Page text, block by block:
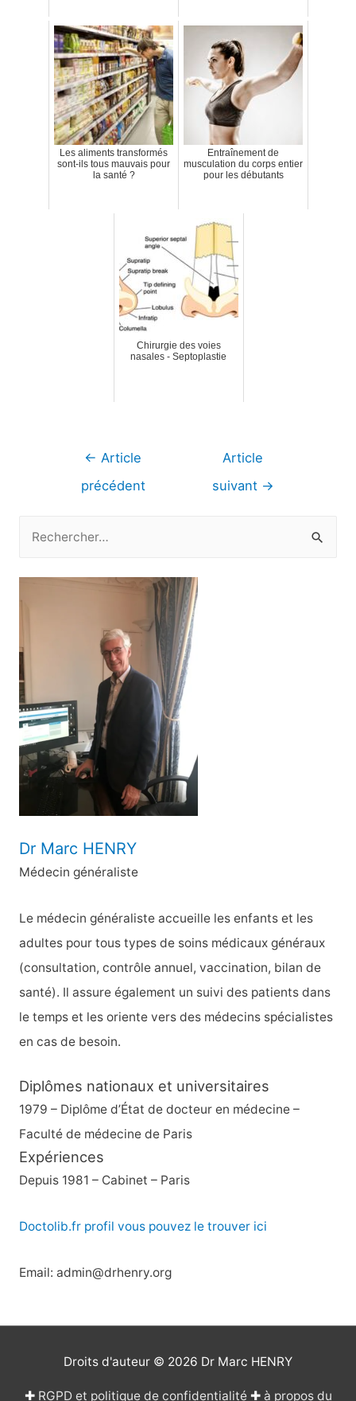
Les aliments transformés
sont-ils tous mauvais pour
la santé ?
Entraînement de
musculation du corps entier
pour les débutants
Chirurgie des voies
nasales - Septoplastie
Navigation
← Article
précédent
Article
suivant →
c
h
r
c
h
e
r
Dr Marc HENRY
Médecin généraliste
Le médecin généraliste accueille les enfants et les
adultes pour tous types de soins médicaux généraux
(consultation, contrôle annuel, vaccination, bilan de
santé). Il assure également un suivi des patients dans
le temps et les oriente vers des médecins spécialistes
en cas de besoin.
Diplômes nationaux et universitaires
1979 – Diplôme d’État de docteur en médecine –
Faculté de médecine de Paris
Expériences
Depuis 1981 – Cabinet – Paris
Doctolib.fr profil vous pouvez le trouver ici
Email: admin@drhenry.org
Droits d'auteur © 2026 Dr Marc HENRY
✚ RGPD et politique de confidentialité✚ à propos du